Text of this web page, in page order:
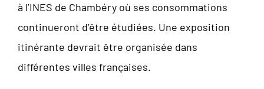
à l’INES de Chambéry où ses consommations
continueront d’être étudiées. Une exposition
itinérante devrait être organisée dans
différentes villes françaises.